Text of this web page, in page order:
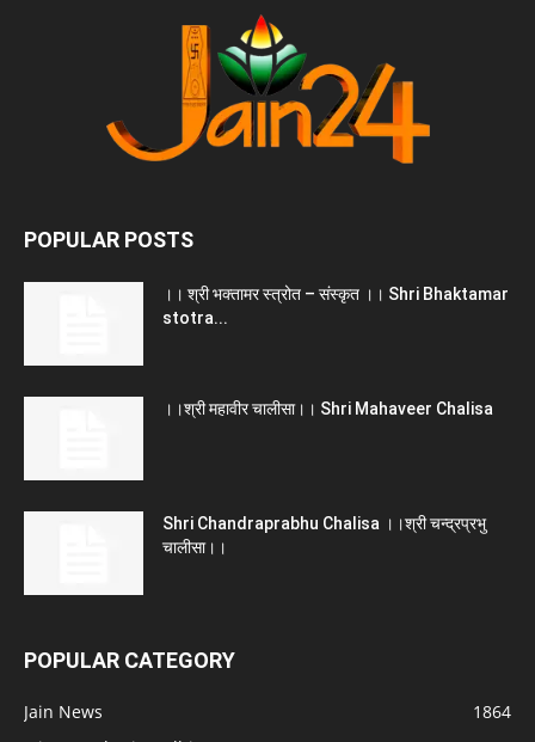
POPULAR POSTS
।। श्री भक्तामर स्त्रोत – संस्कृत ।। Shri Bhaktamar
stotra...
।।श्री महावीर चालीसा।। Shri Mahaveer Chalisa
Shri Chandraprabhu Chalisa ।।श्री चन्द्रप्रभु
चालीसा।।
POPULAR CATEGORY
Jain News
1864